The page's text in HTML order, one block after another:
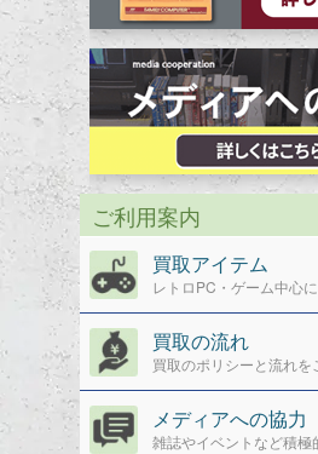
ご利用案内
買取アイテム
レトロPC・ゲーム中心
買取の流れ
買取のポリシーと流れを
メディアへの協力
雑誌やイベントなど積極